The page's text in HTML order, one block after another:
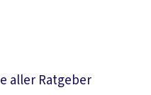
aller Ratgeber